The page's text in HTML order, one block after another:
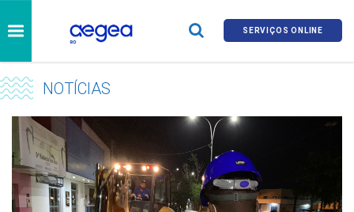
SERVIÇOS ONLINE
NOTÍCIAS